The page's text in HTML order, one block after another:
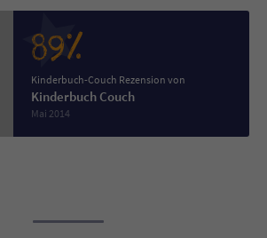
89%
Kinderbuch-Couch Rezension von
Kinderbuch Couch
Mai 2014
tx_pwcomments_ahash
Literatur-Couch Medien GmbH & Co. KG
fe_typo_user